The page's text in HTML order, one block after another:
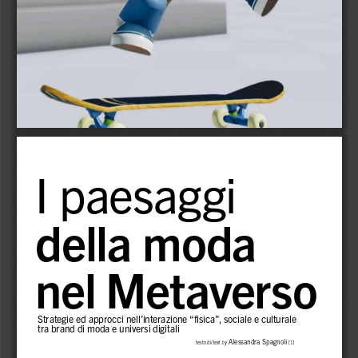
I paesaggi
della moda
nel Metaverso
testo di/text by Alessandra Spagnoli
  [1]
Strategie ed approcci nell’interazione “fisica”, sociale e culturale
tra brand di moda e universi digitali